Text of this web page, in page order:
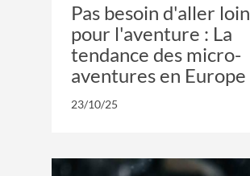
Pas besoin d'aller loin
pour l'aventure : La
tendance des micro-
aventures en Europe
23/10/25